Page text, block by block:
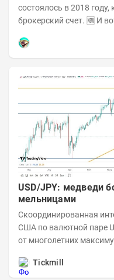
состоялось в 2018
брокерский счет. 🆕 И вот только что вышло масштабное
USD/JPY: медведи
мельницами
Скоординированная
США по валютной паре
от многолетних
Tickmill